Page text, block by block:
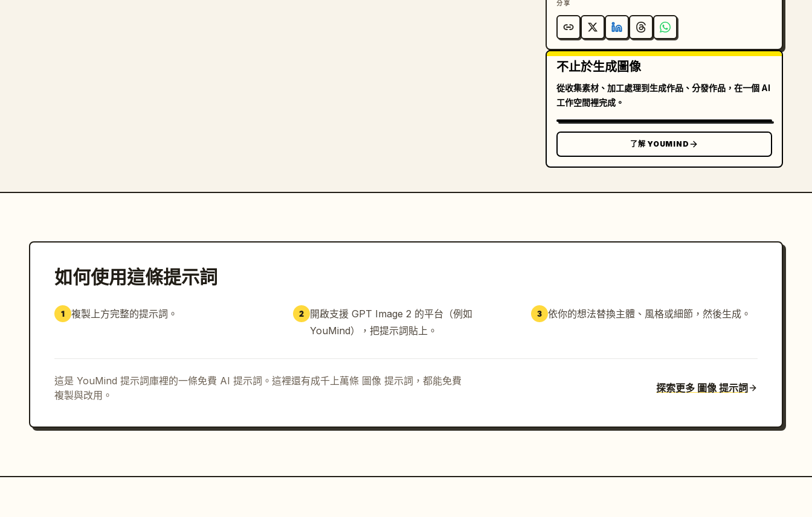
分享
不止於生成圖像
從收集素材、加工處理到生成作品、分發作品，在一個 AI
工作空間裡完成。
了解 YOUMIND
如何使用這條提示詞
1 複製上方完整的提示詞。 2 開啟支援 GPT Image 2 的平台（例如
YouMind），把提示詞貼上。
3 依你的想法替換主體、風格或細節，然後生成。
這是 YouMind 提示詞庫裡的一條免費 AI 提示詞。這裡還有成千上萬條 圖像 提示詞，都能免費
複製與改用。
探索更多 圖像 提示詞